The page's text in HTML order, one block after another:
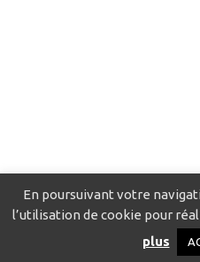
Catalogue pour localiser les
Politique de
En poursuivant votre
l’utilisation de cookie pour
plus